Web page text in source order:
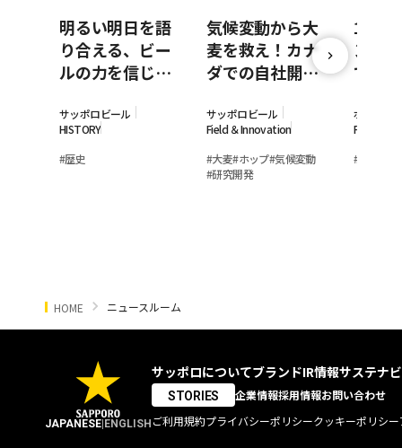
明るい明日を語
り合える、ビー
ルの力を信じて
ールと乾杯の歴
史
サッポロビール
HISTORY
#歴史
気候変動から大
麦を救え！カナ
ダでの自社開発
している若手女
性研究員
サッポロビール
Field ＆Innovation
#大麦#ホップ#気候変動
#研究開発
100
ン事
て。
モン
の裏側
ポッカサ
Field ＆
#
HOME ニュースルーム
JAPANESE|ENGLISH
サッポロについてブランドIR情報サステナ
STORIES 企業情報採用情報お問い合わせ
ご利用規約プライバシーポリシークッキーポリシー